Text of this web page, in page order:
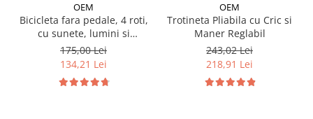
OEM
Bicicleta fara pedale, 4 roti,
cu sunete, lumini si
baloane de sapun
175,00 Lei
134,21 Lei
OEM
Trotineta Pliabila cu Cric si
Maner Reglabil
243,02 Lei
218,91 Lei